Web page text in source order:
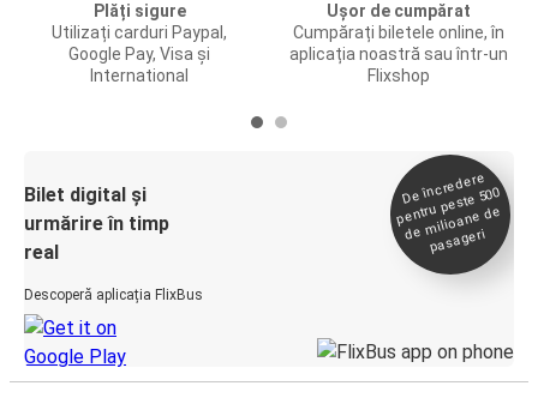
Plăți sigure
Utilizați carduri Paypal,
Google Pay, Visa și
International
Ușor de cumpărat
Cumpărați biletele online, în
aplicația noastră sau într-un
Flixshop
Bilet digital și
urmărire în timp
real
Descoperă aplicația FlixBus
De încredere
pentru peste 500
de
milioane de
pasageri